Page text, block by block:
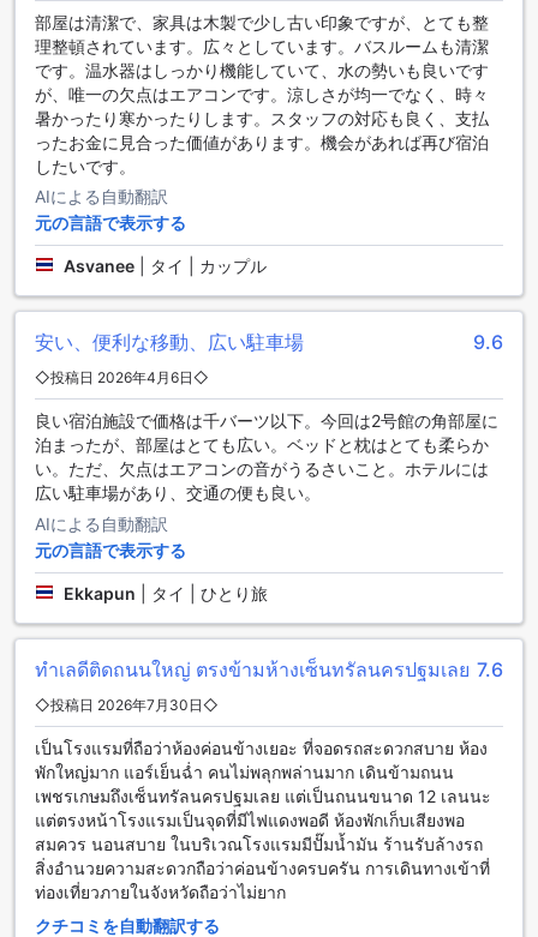
リバー ホテルは、ナコンパトムに位置する快適な滞在を提供
するために、さまざまな客室設備を提供しています。まず、
エアコンが完備されており、常に快適な室温を保つことがで
きます。さらに、テレビも完備されており、お部屋でのくつ
ろぎの時間を楽しむことができます。衛星/ケーブルテレビも
備えており、多種多様なチャンネルを楽しむことができま
す。また、冷蔵庫も完備されており、お飲み物やお食事の保
存に便利です。リバー ホテルの客室設備は、快適さと便利さ
を追求した滞在をお約束します。
充実したダイニング施設で心地よい滞在を
リバー ホテルは、ナコンパトムに位置する快適な滞在を提供
するホテルです。ホテル内には、滞在中の様々なニーズに応
のコーヒーショップで一息つきませんか。ここでは、新鮮な
コーヒーとおいしい軽食を楽しむことができます。リラック
スした雰囲気の中で、ゆっくりとくつろぎながら、旅の疲れ
を癒すことができます。
また、ホテル内にはレストランもあります。ここでは、本格
的なタイ料理や国際料理を味わうことができます。シェフが
厳選した新鮮な食材を使用し、丁寧に調理された料理は、ま
さに舌鼓を打つこと間違いなしです。さらに、リバー ホテル
ではルームサービスも提供していますので、お部屋でゆっく
りと食事を楽しむこともできます。朝食ビュッフェもご利用
いただけますので、忙しい朝でも美味しい朝食をゆっくりと
楽しむことができます。リバー ホテルの充実したダイニング
施設で、心地よい滞在をお楽しみください。
リバー ホテルのお部屋の選択肢
リバー ホテルでは、ダブルベッドルーム（禁煙）とツインベ
ッドルームの2つのお部屋タイプを提供しています。ダブルベ
ッドルームは30平米で、クイーンベッドが1台あります。ツイ
ンベッドルームも同様に30平米で、シングルベッドが2台備え
られています。どちらのお部屋も快適な滞在を約束していま
す。Agodaでこれらのお部屋を予約することで、最高の価格
と簡単でストレスフリーな体験を提供します。
部屋は清潔で、家具は木製で少し古い印象ですが、とても整
理整頓されています。広々としています。バスルームも清潔
です。温水器はしっかり機能していて、水の勢いも良いです
が、唯一の欠点はエアコンです。涼しさが均一でなく、時々
暑かったり寒かったりします。スタッフの対応も良く、支払
ったお金に見合った価値があります。機会があれば再び宿泊
したいです。
AIによる自動翻訳
元の言語で表示する
Asvanee タイ | カップル
安い、便利な移動、広い駐車場 9.6
◇投稿日 2026年4月6日◇
良い宿泊施設で価格は千バーツ以下。今回は2号館の角部屋に
泊まったが、部屋はとても広い。ベッドと枕はとても柔らか
い。ただ、欠点はエアコンの音がうるさいこと。ホテルには
広い駐車場があり、交通の便も良い。
AIによる自動翻訳
元の言語で表示する
Ekkapun タイ | ひとり旅
ทำเลดีติดถนนใหญ่ ตรงข้ามห้างเซ็นทรัลนครปฐมเลย 7.6
◇投稿日 2026年7月30日◇
เป็นโรงแรมที่ถือว่าห้องค่อนข้างเยอะ ที่จอดรถสะดวกสบาย ห้อง
พักใหญ่มาก แอร์เย็นฉ่ำ คนไม่พลุกพล่านมาก เดินข้ามถนน
เพชรเกษมถึงเซ็นทรัลนครปฐมเลย แต่เป็นถนนขนาด 12 เลนนะ
แต่ตรงหน้าโรงแรมเป็นจุดที่มีไฟแดงพอดี ห้องพักเก็บเสียงพอ
สมควร นอนสบาย ในบริเวณโรงแรมมีปั๊มน้ำมัน ร้านรับล้างรถ
สิ่งอำนวยความสะดวกถือว่าค่อนข้างครบครัน การเดินทางเข้าที่
ท่องเที่ยวภายในจังหวัดถือว่าไม่ยาก
クチコミを自動翻訳する